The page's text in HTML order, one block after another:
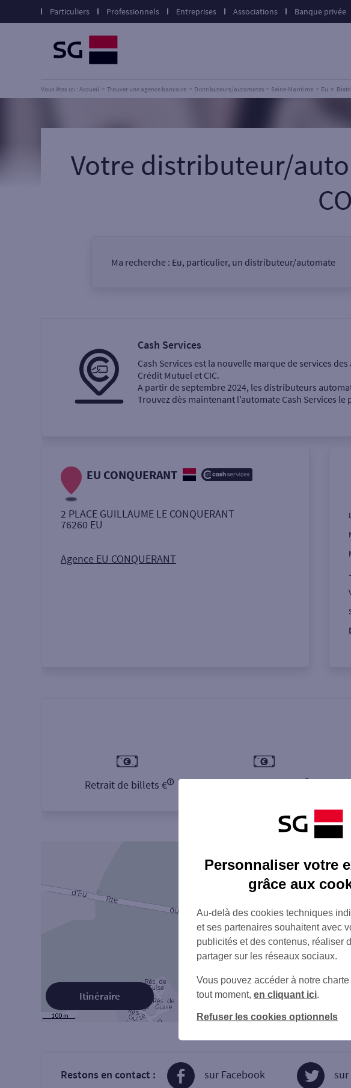
Particuliers Professionnels Entreprises Associations Banque privée
Vous êtes ici : Accueil Trouver une agence bancaire Distributeurs/automates Seine-Maritime Eu
Votre distributeur/
Ma recherche : Eu, particulier, un distributeur/automate
Ma recherche
Retrait de billets €
Cash Services
Cash Services est la nouvelle marque de services
Crédit Mutuel et CIC.
A partir de septembre 2024, les distributeurs
Trouvez dès maintenant l’automate Cash Services
EU CONQUERANT
2 PLACE GUILLAUME LE CONQUERANT
76260 EU
Agence EU CONQUERANT
Retrait de billets €
Itinéraire
Restons en contact : sur Facebook
Personnaliser votre
grâce aux
Au-delà des cookies techniques
et ses partenaires souhaitent avec
publicités et des contenus, réaliser
partager sur les réseaux sociaux.
Vous pouvez accéder à notre
tout moment, en cliquant ici
Refuser les cookies optionnels